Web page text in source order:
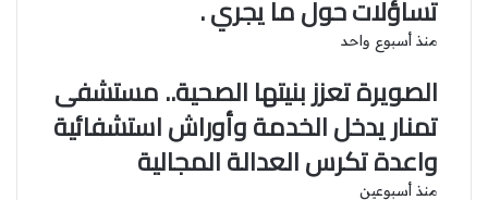
تساؤلات حول ما يجري .
منذ أسبوع واحد
الصويرة تعزز بنيتها الصحية.. مستشفى
تمنار يدخل الخدمة وأوراش استشفائية
واعدة تكرس العدالة المجالية
منذ أسبوعين